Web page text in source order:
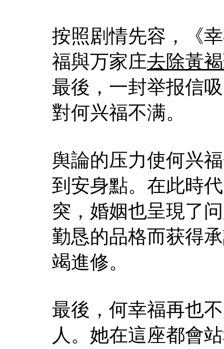
按照剧情先容，《
福與万家庄去除黃
最後，一封举报信
對何兴福不满。
舆論的压力使何兴
到安身點。在此時
突，婚姻也呈現了
勤恳的品格而获得
竭進修。
最後，何幸福再也
人。她在這座都會